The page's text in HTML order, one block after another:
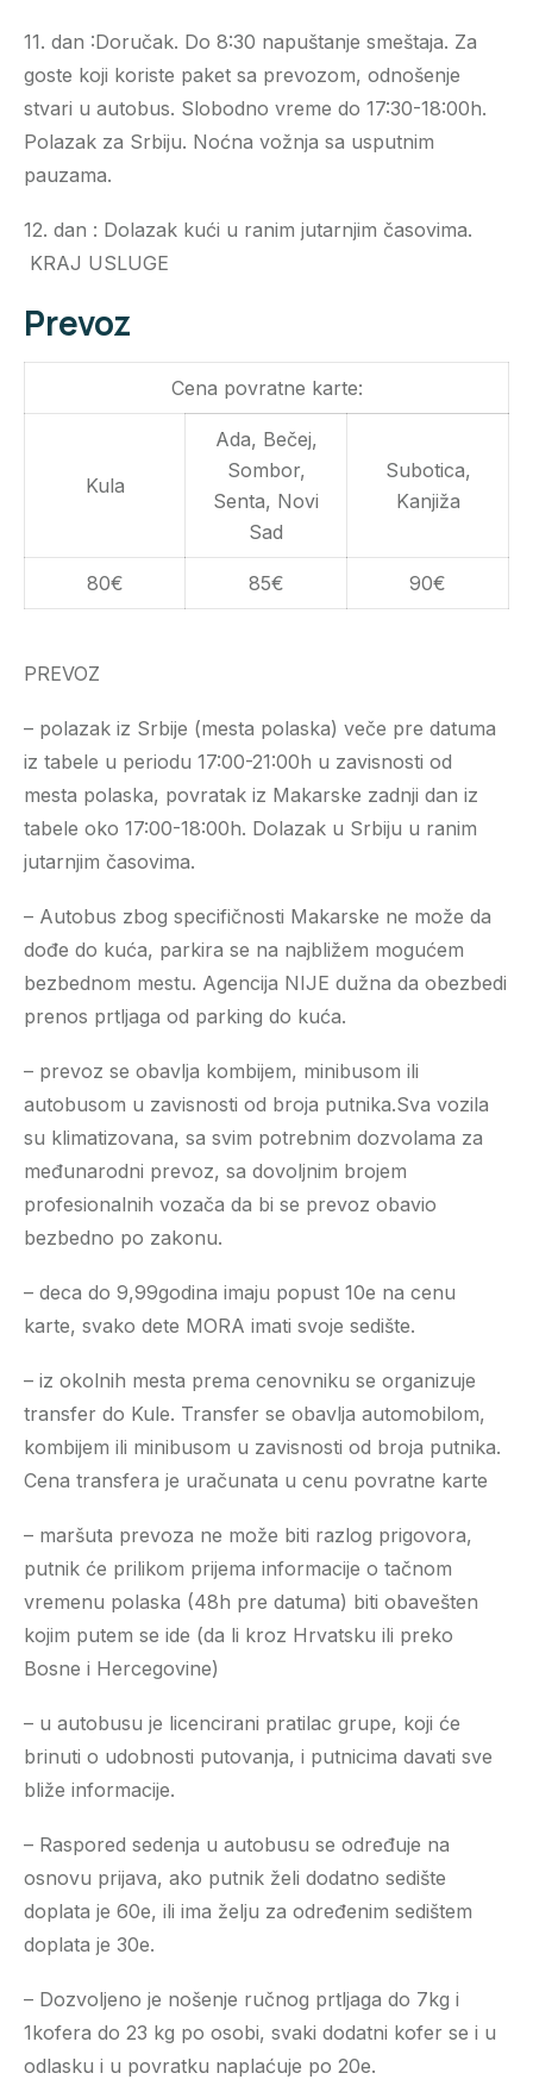
11. dan :Doručak. Do 8:30 napuštanje smeštaja. Za
goste koji koriste paket sa prevozom, odnošenje
stvari u autobus. Slobodno vreme do 17:30-18:00h.
Polazak za Srbiju. Noćna vožnja sa usputnim
pauzama.
12. dan : Dolazak kući u ranim jutarnjim časovima.
KRAJ USLUGE
Prevoz
Cena povratne karte:
Kula
Ada, Bečej,
Sombor,
Senta, Novi
Sad
Subotica,
Kanjiža
80€ 85€ 90€
PREVOZ
– polazak iz Srbije (mesta polaska) veče pre datuma
iz tabele u periodu 17:00-21:00h u zavisnosti od
mesta polaska, povratak iz Makarske zadnji dan iz
tabele oko 17:00-18:00h. Dolazak u Srbiju u ranim
jutarnjim časovima.
– Autobus zbog specifičnosti Makarske ne može da
dođe do kuća, parkira se na najbližem mogućem
bezbednom mestu. Agencija NIJE dužna da obezbedi
prenos prtljaga od parking do kuća.
– prevoz se obavlja kombijem, minibusom ili
autobusom u zavisnosti od broja putnika.Sva vozila
su klimatizovana, sa svim potrebnim dozvolama za
međunarodni prevoz, sa dovoljnim brojem
profesionalnih vozača da bi se prevoz obavio
bezbedno po zakonu.
– deca do 9,99godina imaju popust 10e na cenu
karte, svako dete MORA imati svoje sedište.
– iz okolnih mesta prema cenovniku se organizuje
transfer do Kule. Transfer se obavlja automobilom,
kombijem ili minibusom u zavisnosti od broja putnika.
Cena transfera je uračunata u cenu povratne karte
– maršuta prevoza ne može biti razlog prigovora,
putnik će prilikom prijema informacije o tačnom
vremenu polaska (48h pre datuma) biti obavešten
kojim putem se ide (da li kroz Hrvatsku ili preko
Bosne i Hercegovine)
– u autobusu je licencirani pratilac grupe, koji će
brinuti o udobnosti putovanja, i putnicima davati sve
bliže informacije.
– Raspored sedenja u autobusu se određuje na
osnovu prijava, ako putnik želi dodatno sedište
doplata je 60e, ili ima želju za određenim sedištem
doplata je 30e.
– Dozvoljeno je nošenje ručnog prtljaga do 7kg i
1kofera do 23 kg po osobi, svaki dodatni kofer se i u
odlasku i u povratku naplaćuje po 20e.